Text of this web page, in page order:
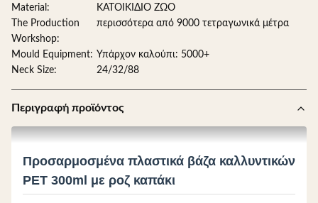
Material:
ΚΑΤΟΙΚΙΔΙΟ ΖΩΟ
The Production
Workshop:
περισσότερα από 9000 τετραγωνικά μέτρα
Mould Equipment: Υπάρχον καλούπι: 5000+
Neck Size:
24/32/88
Περιγραφή προϊόντος
Προσαρμοσμένα πλαστικά βάζα καλλυντικών
PET 300ml με ροζ καπάκι